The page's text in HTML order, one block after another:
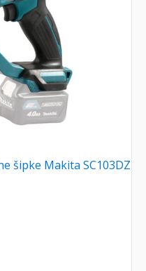
šipke Makita SC103DZ